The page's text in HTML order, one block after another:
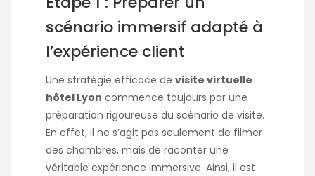
scénario immersif adapté à
l’expérience client
Une stratégie efficace de visite virtuelle
hôtel Lyon commence toujours par une
préparation rigoureuse du scénario de visite.
En effet, il ne s’agit pas seulement de filmer
des chambres, mais de raconter une
véritable expérience immersive. Ainsi, il est